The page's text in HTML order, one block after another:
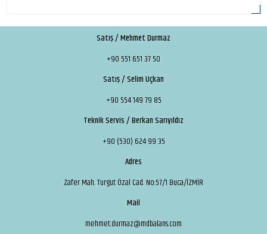
Satış / Mehmet Durmaz
+90 551 651 37 50
Satış / Selim Uçkan
+90 554 149 79 85
Teknik Servis / Berkan Sarıyıldız
+90 (530) 624 99 35
Adres
Zafer Mah. Turgut Özal Cad. No:57/1 Buca/İZMİR
Mail
mehmet.durmaz@mdbalans.com